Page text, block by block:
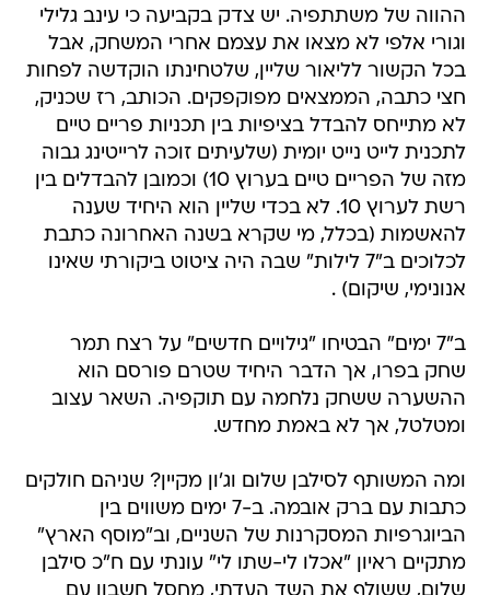
ההווה של משתתפיה. יש צדק בקביעה כי עינב גלילי
וגורי אלפי לא מצאו את עצמם אחרי המשחק, אבל
בכל הקשור לליאור שליין, שלטחינתו הוקדשה לפחות
חצי כתבה, הממצאים מפוקפקים. הכותב, רז שכניק,
לא מתייחס להבדל בציפיות בין תכניות פריים טיים
לתכנית לייט נייט יומית (שלעיתים זוכה לרייטינג גבוה
מזה של הפריים טיים בערוץ 10) וכמובן להבדלים בין
רשת לערוץ 10. לא בכדי שליין הוא היחיד שענה
להאשמות (בכלל, מי שקרא בשנה האחרונה כתבת
לכלוכים ב"7 לילות" שבה היה ציטוט ביקורתי שאינו
אנונימי, שיקום) .
ב"7 ימים" הבטיחו "גילויים חדשים" על רצח תמר
שחק בפרו, אך הדבר היחיד שטרם פורסם הוא
ההשערה ששחק נלחמה עם תוקפיה. השאר עצוב
ומטלטל, אך לא באמת מחדש.
ומה המשותף לסילבן שלום וג'ון מקיין? שניהם חולקים
כתבות עם ברק אובמה. ב-7 ימים משווים בין
הביוגרפיות המסקרנות של השניים, וב"מוסף הארץ"
מתקיים ראיון "אכלו לי-שתו לי" עונתי עם ח"כ סילבן